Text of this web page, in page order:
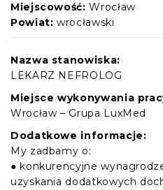
Miejscowość: Wrocław
Powiat: wrocławski
Nazwa stanowiska:
LEKARZ NEFROLOG
Miejsce wykonywania
Wrocław – Grupa LuxMed
Dodatkowe informacje:
My zadbamy o:
● konkurencyjne
uzyskania dodatkowych